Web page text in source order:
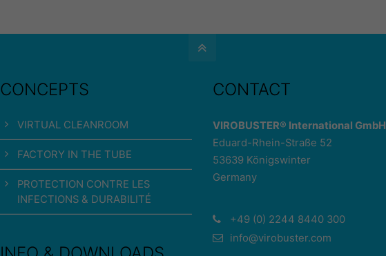
CONCEPTS
VIRTUAL CLEANROOM
FACTORY IN THE TUBE
PROTECTION CONTRE LES
INFECTIONS & DURABILITÉ
CONTACT
VIROBUSTER® International GmbH
Eduard-Rhein-Straße 52
53639 Königswinter
Germany
+49 (0) 2244 8440 300
info@virobuster.com